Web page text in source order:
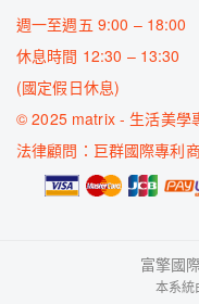
週一至週五 9:00 – 18:00
休息時間 12:30 – 13:30
(國定假日休息)
© 2025 matrix - 生活美學
法律顧問：巨群國際專利
富擎國
本系統